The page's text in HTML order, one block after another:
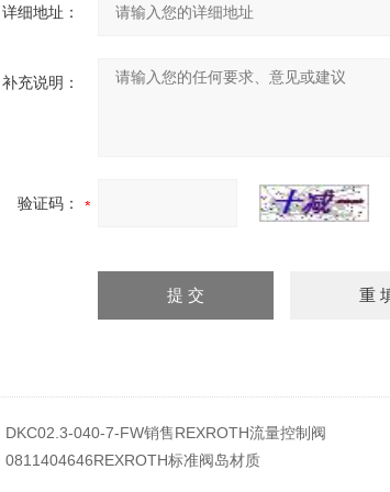
详细地址：
补充说明：
验证码：
DKC02.3-040-7-FW销售REXROTH流量控制阀
0811404646REXROTH标准阀岛材质